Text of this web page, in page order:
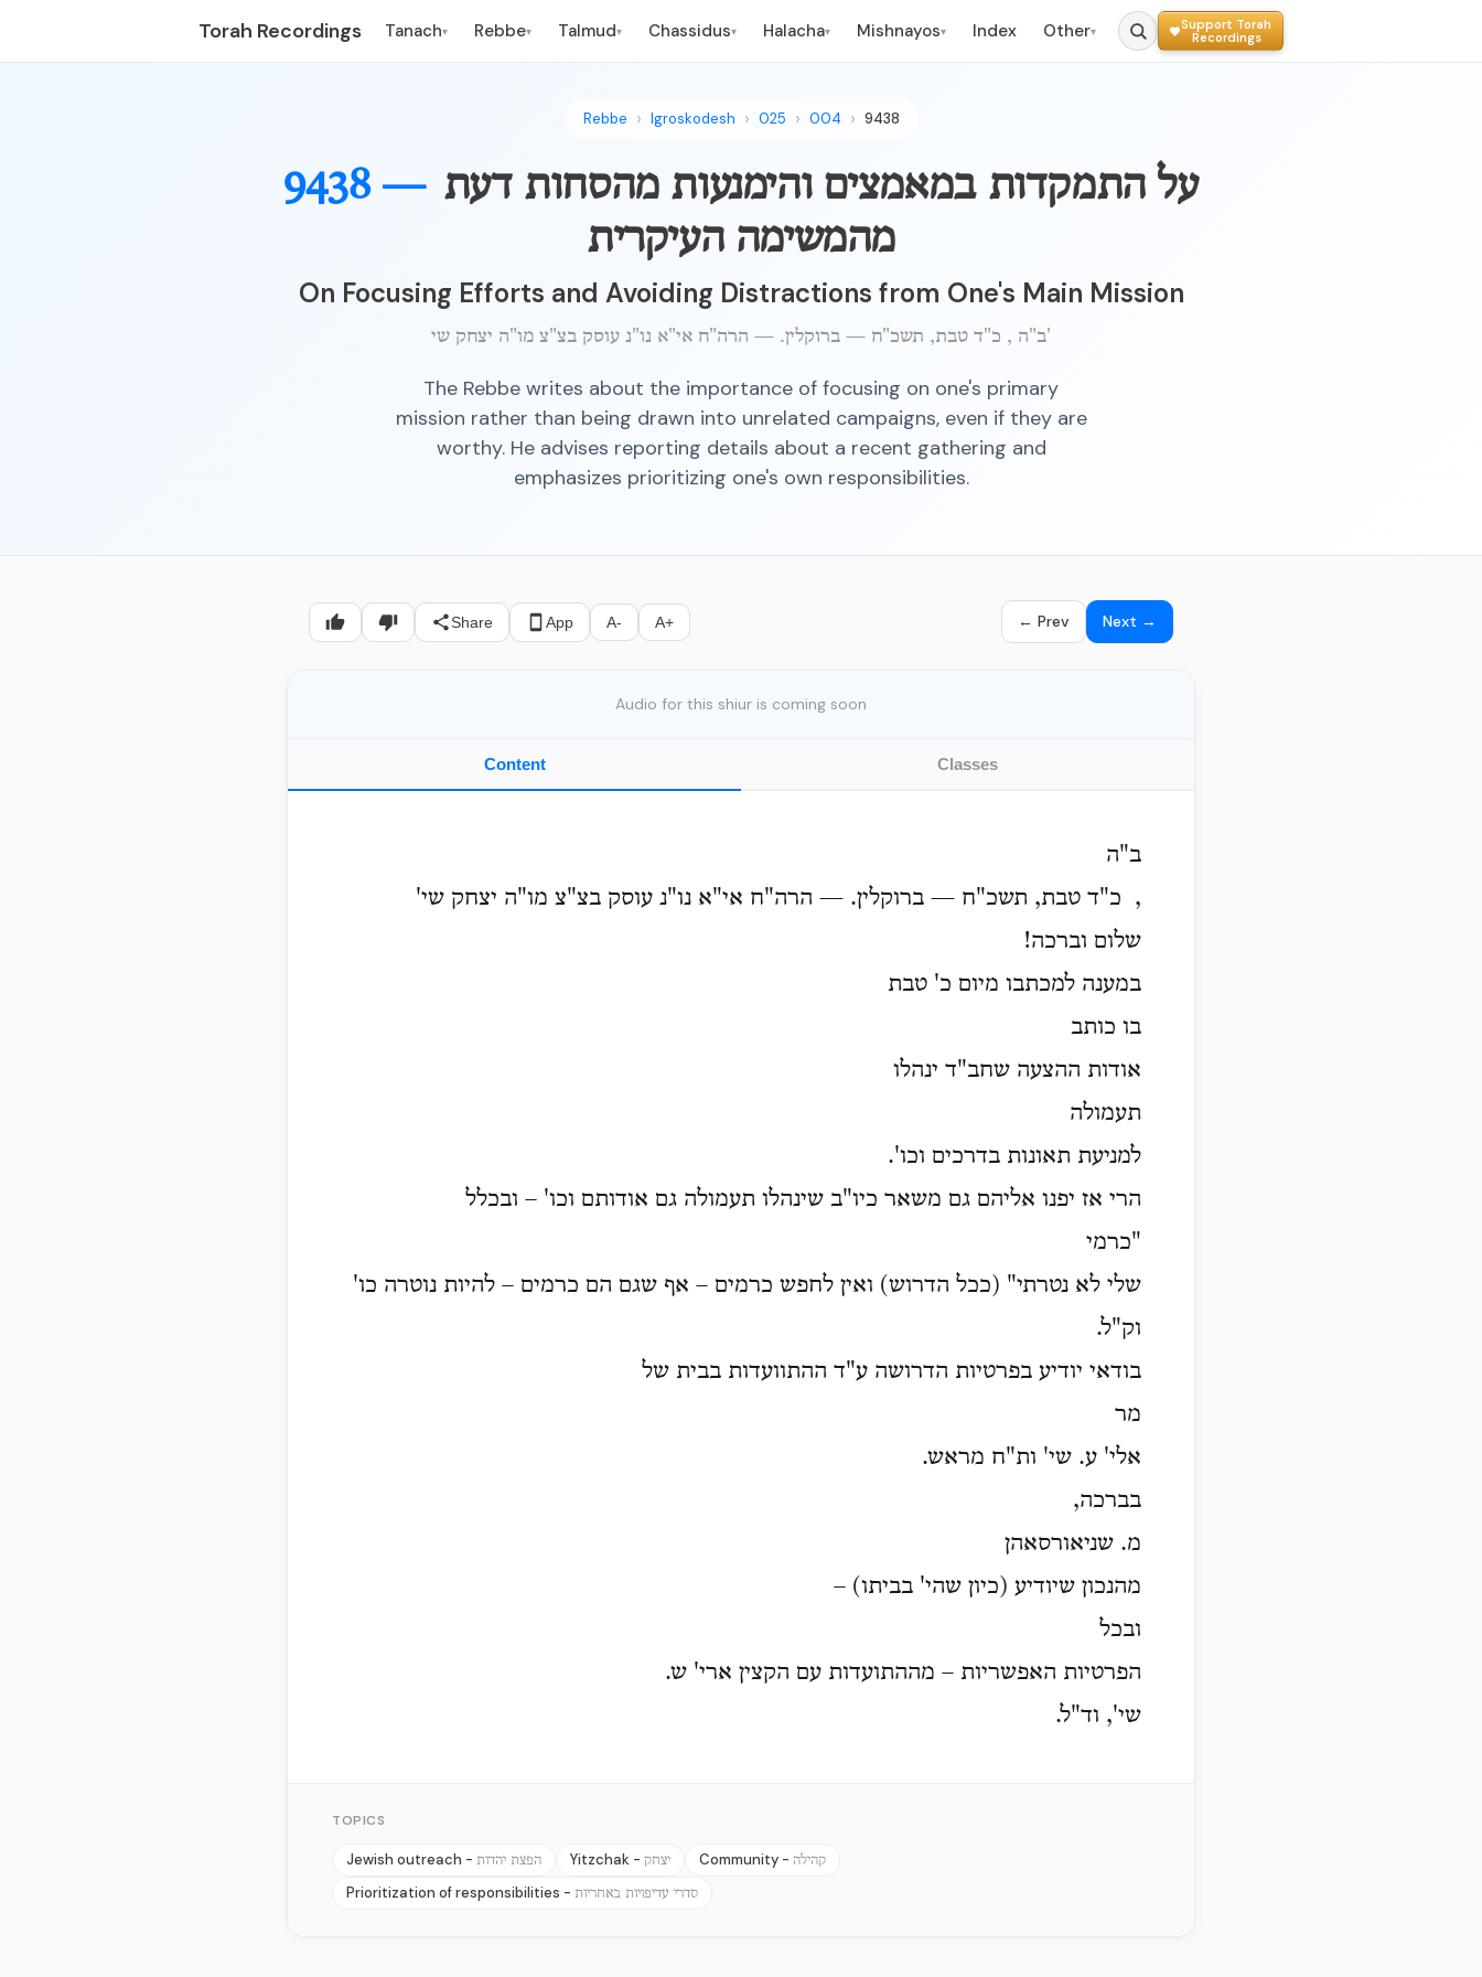
Torah Recordings Tanach▾ Rebbe▾ Talmud▾ Chassidus▾ Halacha▾ Mishnayos▾ Index Other▾
Support Torah
Recordings
Rebbe Igroskodesh 025 004 9438
9438 — על התמקדות במאמצים והימנעות מהסחות דעת
מהמשימה העיקרית
On Focusing Efforts and Avoiding Distractions from One's Main Mission
ב"ה , כ"ד טבת, תשכ"ח — ברוקלין. — הרה"ח אי"א נו"נ עוסק בצ"צ מו"ה יצחק שי'
The Rebbe writes about the importance of focusing on one's primary
mission rather than being drawn into unrelated campaigns, even if they are
worthy. He advises reporting details about a recent gathering and
emphasizes prioritizing one's own responsibilities.
Share App A- A+ ← Prev Next →
Audio for this shiur is coming soon
Content Classes
ב"ה
, כ"ד טבת, תשכ"ח — ברוקלין. — הרה"ח אי"א נו"נ עוסק בצ"צ מו"ה יצחק שי'
שלום וברכה!
במענה למכתבו מיום כ' טבת
בו כותב
אודות ההצעה שחב"ד ינהלו
תעמולה
למניעת תאונות בדרכים וכו'.
הרי אז יפנו אליהם גם משאר כיו"ב שינהלו תעמולה גם אודותם וכו' – ובכלל
"כרמי
שלי לא נטרתי" (ככל הדרוש) ואין לחפש כרמים – אף שגם הם כרמים – להיות נוטרה כו'
וק"ל.
בודאי יודיע בפרטיות הדרושה ע"ד ההתוועדות בבית של
מר
אלי' ע. שי' ות"ח מראש.
בברכה,
מ. שניאורסאהן
מהנכון שיודיע (כיון שהי' בביתו) –
ובכל
הפרטיות האפשריות – מההתועדות עם הקצין ארי' ש.
שי', וד"ל.
TOPICS
Jewish outreach - הפצת יהדות Yitzchak - יצחק Community - קהילה
Prioritization of responsibilities - סדרי עדיפויות באחריות